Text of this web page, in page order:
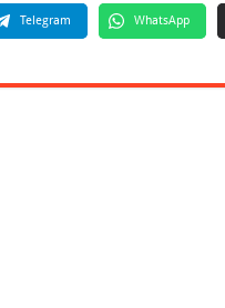
Telegram WhatsApp